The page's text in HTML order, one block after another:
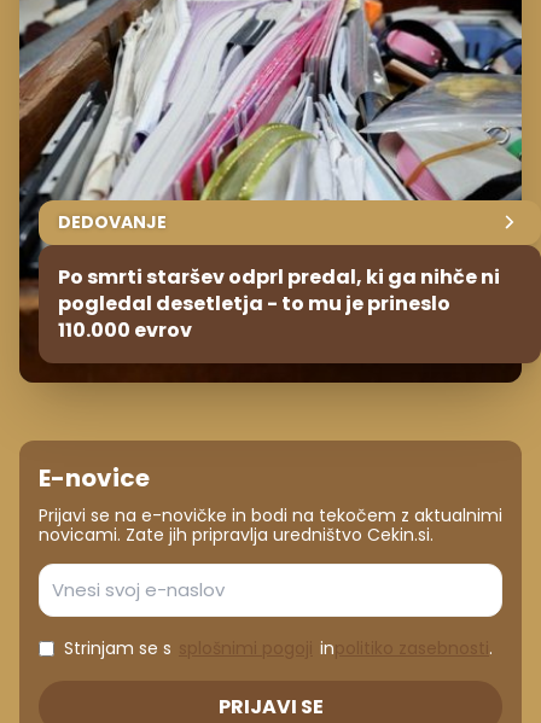
DEDOVANJE
Po smrti staršev odprl predal, ki ga nihče ni
pogledal desetletja - to mu je prineslo
110.000 evrov
E-novice
Prijavi se na e-novičke in bodi na tekočem z aktualnimi
novicami. Zate jih pripravlja uredništvo Cekin.si.
Strinjam se s in .
PRIJAVI SE